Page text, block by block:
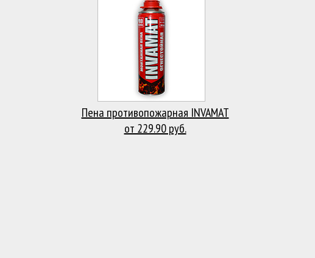
Пена противопожарная INVAMAT
от 229.90 руб.